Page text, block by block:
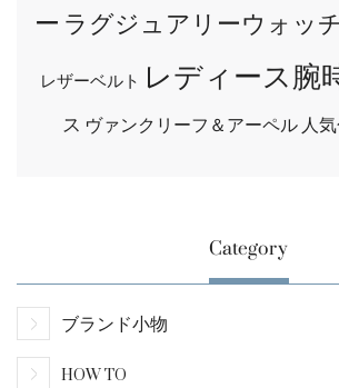
ー ラグジュアリーウォッ
レザーベルト レディース腕
ス ヴァンクリーフ＆アーペル 人
Category
ブランド小物
HOW TO